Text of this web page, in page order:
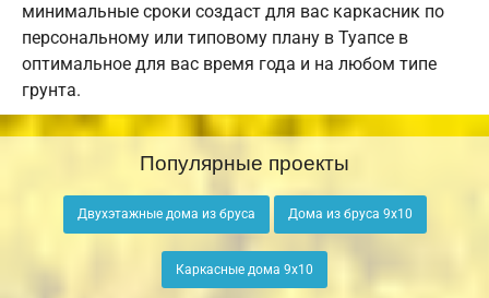
минимальные сроки создаст для вас каркасник по
персональному или типовому плану в Туапсе в
оптимальное для вас время года и на любом типе
грунта.
Популярные проекты
Двухэтажные дома из бруса Дома из бруса 9х10
Каркасные дома 9х10